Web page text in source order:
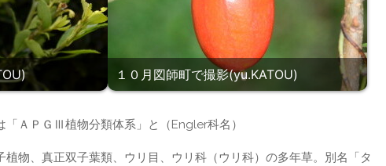
１０月図師町で撮影(yu.KATOU)
「ＡＰＧⅢ植物分類体系」と（Engler科名）
植物、真正双子葉類、ウリ目、ウリ科（ウリ科）の多年草。別名「タ